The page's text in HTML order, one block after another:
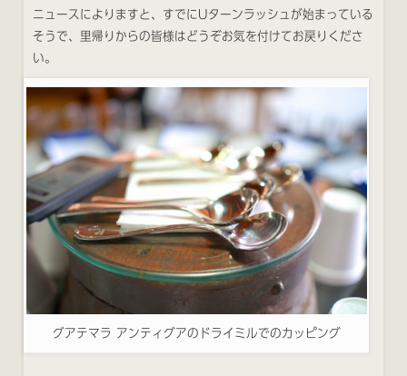
ニュースによりますと、すでにUターンラッシュが始まっている
そうで、里帰りからの皆様はどうぞお気を付けてお戻りくださ
い。
グアテマラ アンティグアのドライミルでのカッピング